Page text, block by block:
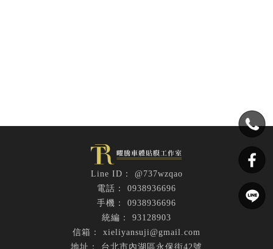
@737wzqao
0938936696
0938936696
93128903
xieliyansuji@gmail.com
台北市內湖區永保街42號